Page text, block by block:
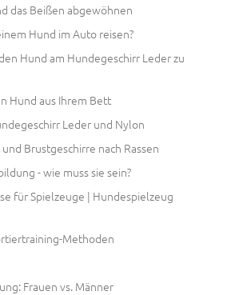
das Beißen abgewöhnen
Hund im Auto reisen?
Hund am Hundegeschirr Leder zu
Hund aus Ihrem Bett
Leder und Nylon
Brustgeschirre nach Rassen
- wie muss sie sein?
für Spielzeuge | Hundespielzeug
Methoden
Frauen vs. Männer